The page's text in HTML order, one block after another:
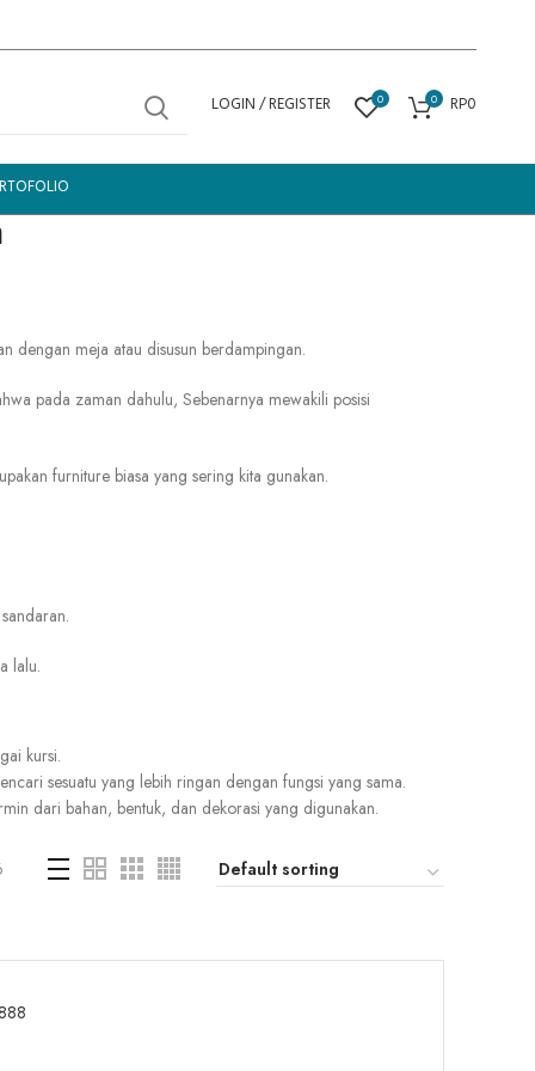
LOGIN / REGISTER 0 0 RP0
dengan meja atau disusun berdampingan.
pada zaman dahulu, Sebenarnya mewakili posisi
furniture biasa yang sering kita gunakan.
sandaran.
lalu.
kursi.
sesuatu yang lebih ringan dengan fungsi yang sama.
dari bahan, bentuk, dan dekorasi yang digunakan.